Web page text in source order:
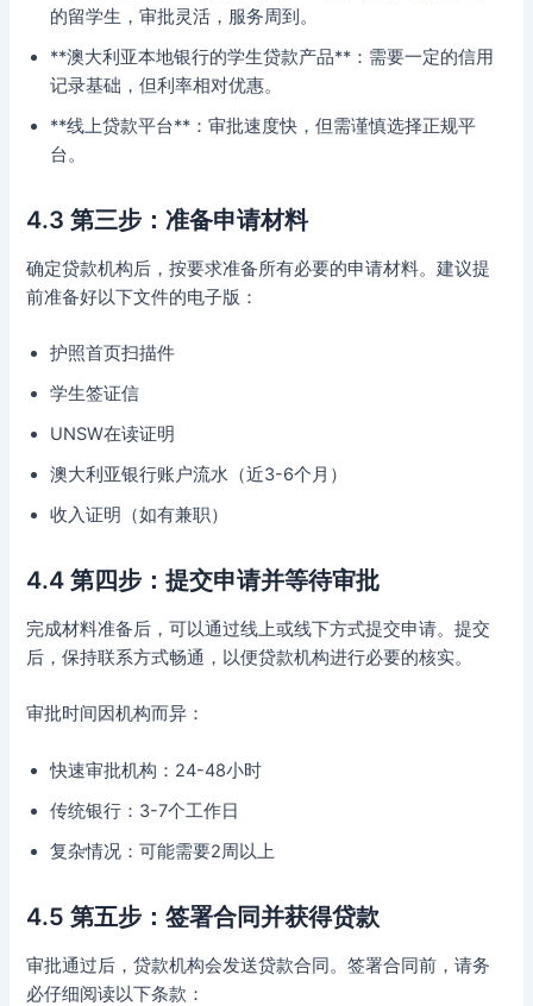
的留学生，审批灵活，服务周到。
**澳大利亚本地银行的学生贷款产品**：需要一定的信用
记录基础，但利率相对优惠。
**线上贷款平台**：审批速度快，但需谨慎选择正规平
台。
4.3 第三步：准备申请材料
确定贷款机构后，按要求准备所有必要的申请材料。建议提
前准备好以下文件的电子版：
护照首页扫描件
学生签证信
UNSW在读证明
澳大利亚银行账户流水（近3-6个月）
收入证明（如有兼职）
4.4 第四步：提交申请并等待审批
完成材料准备后，可以通过线上或线下方式提交申请。提交
后，保持联系方式畅通，以便贷款机构进行必要的核实。
审批时间因机构而异：
快速审批机构：24-48小时
传统银行：3-7个工作日
复杂情况：可能需要2周以上
4.5 第五步：签署合同并获得贷款
审批通过后，贷款机构会发送贷款合同。签署合同前，请务
必仔细阅读以下条款：